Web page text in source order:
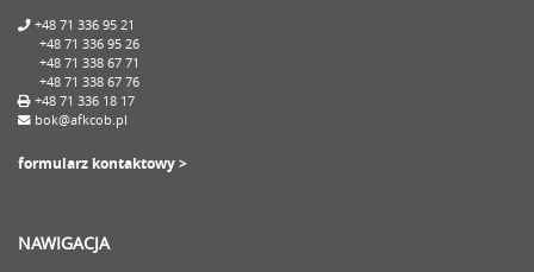
+48 71 336 95 21
+48 71 336 95 26
+48 71 338 67 71
+48 71 338 67 76
+48 71 336 18 17
bok@afkcob.pl
formularz kontaktowy >
NAWIGACJA